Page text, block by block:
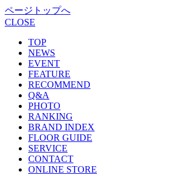
ページトップへ
CLOSE
TOP
NEWS
EVENT
FEATURE
RECOMMEND
Q&A
PHOTO
RANKING
BRAND INDEX
FLOOR GUIDE
SERVICE
CONTACT
ONLINE STORE